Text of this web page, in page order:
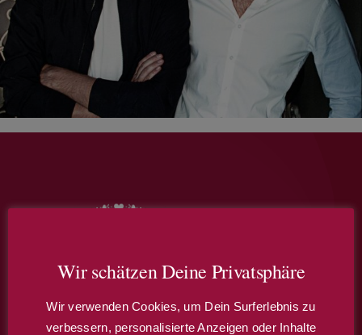
Wir schätzen Deine Privatsphäre
Wir verwenden Cookies, um Dein Surferlebnis zu
verbessern, personalisierte Anzeigen oder Inhalte